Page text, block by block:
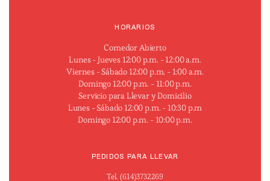
HORARIOS
Comedor Abierto
Lunes - Jueves 12:00 p.m. - 12:00 a.m.
Viernes - Sábado 12:00 p.m. - 1:00 a.m.
Domingo 12:00 p.m. - 11:00 p.m.
Servicio para Llevar y Domicilio
Lunes - Sábado 12:00 p.m. - 10:30 p.m
Domingo 12:00 p.m. - 10:00 p.m.
PEDIDOS PARA LLEVAR
Tel. (614)3732269